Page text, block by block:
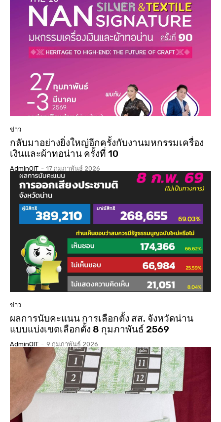
ข่าว
กลับมาอย่างยิ่งใหญ่อีกครั้งกับงานมหกรรมเครื่อง
เงินและผ้าทอน่าน ครั้งที่ 10
AdminOIT - 17 กุมภาพันธ์ 2026
ข่าว
ผลการนับคะแนน การเลือกตั้ง สส. จังหวัดน่าน
แบบแบ่งเขตเลือกตั้ง 8 กุมภาพันธ์ 2569
AdminOIT - 9 กุมภาพันธ์ 2026